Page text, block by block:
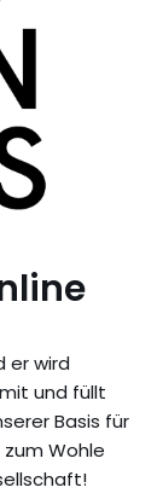
er wird
und füllt
Basis für
Wohle